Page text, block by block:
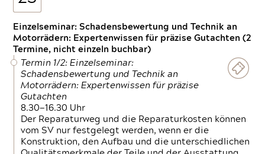
Einzelseminar: Schadensbewertung und Technik an
Motorrädern: Expertenwissen für präzise Gutachten (2
Termine, nicht einzeln buchbar)
Termin 1/2: Einzelseminar:
Schadensbewertung und Technik an
Motorrädern: Expertenwissen für präzise
Gutachten
8.30—16.30 Uhr
Der Reparaturweg und die Reparaturkosten können
vom SV nur festgelegt werden, wenn er die
Konstruktion, den Aufbau und die unterschiedlichen